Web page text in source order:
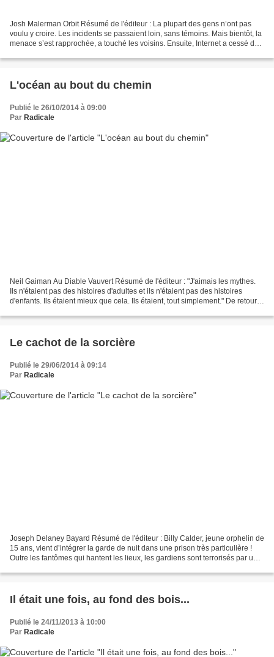
Josh Malerman Orbit Résumé de l'éditeur : La plupart des gens n’ont pas
voulu y croire. Les incidents se passaient loin, sans témoins. Mais bientôt, la
menace s’est rapprochée, a touché les voisins. Ensuite, Internet a cessé de
L'océan au bout du chemin
Publié le 26/10/2014 à 09:00
Par Radicale
Neil Gaiman Au Diable Vauvert Résumé de l'éditeur : "J'aimais les mythes.
Ils n'étaient pas des histoires d'adultes et ils n'étaient pas des histoires
d'enfants. Ils étaient mieux que cela. Ils étaient, tout simplement." De retour
Le cachot de la sorcière
Publié le 29/06/2014 à 09:14
Par Radicale
Joseph Delaney Bayard Résumé de l'éditeur : Billy Calder, jeune orphelin de
15 ans, vient d’intégrer la garde de nuit dans une prison très particulière !
Outre les fantômes qui hantent les lieux, les gardiens sont terrorisés par un
Il était une fois, au fond des bois...
Publié le 24/11/2013 à 10:00
Par Radicale